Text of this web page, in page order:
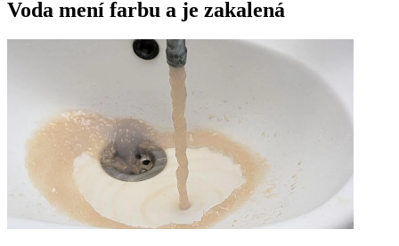
Voda mení farbu a je zakalená